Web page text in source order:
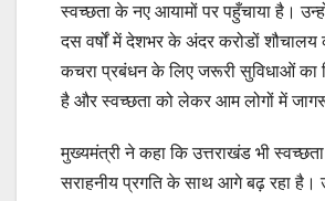
स्वच्छता के नए आयामों पर पहुँचाया है।
दस वर्षों में देशभर के अंदर करोडों शौचालय
कचरा प्रबंधन के लिए जरूरी सुविधाओं का
है और स्वच्छता को लेकर आम लोगों में
मुख्यमंत्री ने कहा कि उत्तराखंड भी
सराहनीय प्रगति के साथ आगे बढ़ रहा है।